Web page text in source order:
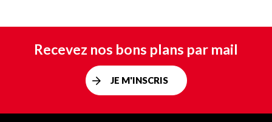
Recevez nos bons plans par mail
JE M'INSCRIS